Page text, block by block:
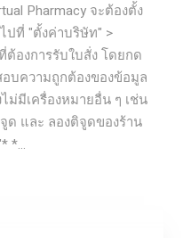
Pharmacy จะต้องตั้ง
ปที่ "ตั้งค่าบริษัท" >
องการรับใบสั่ง โดยกด
บความถูกต้องของข้อมูล
ม่มีเครื่องหมายอื่น ๆ เช่น
ด และ ลองติจูดของร้าน
*...